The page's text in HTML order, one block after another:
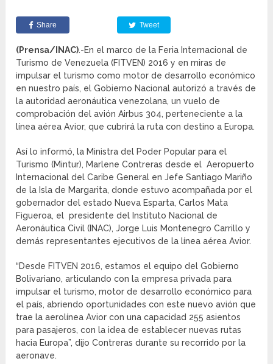
Share Tweet
(Prensa/INAC).-En el marco de la Feria Internacional de
Turismo de Venezuela (FITVEN) 2016 y en miras de
impulsar el turismo como motor de desarrollo económico
en nuestro país, el Gobierno Nacional autorizó a través de
la autoridad aeronáutica venezolana, un vuelo de
comprobación del avión Airbus 304, perteneciente a la
línea aérea Avior, que cubrirá la ruta con destino a Europa.
Así lo informó, la Ministra del Poder Popular para el
Turismo (Mintur), Marlene Contreras desde el Aeropuerto
Internacional del Caribe General en Jefe Santiago Mariño
de la Isla de Margarita, donde estuvo acompañada por el
gobernador del estado Nueva Esparta, Carlos Mata
Figueroa, el presidente del Instituto Nacional de
Aeronáutica Civil (INAC), Jorge Luis Montenegro Carrillo y
demás representantes ejecutivos de la línea aérea Avior.
“Desde FITVEN 2016, estamos el equipo del Gobierno
Bolivariano, articulando con la empresa privada para
impulsar el turismo, motor de desarrollo económico para
el país, abriendo oportunidades con este nuevo avión que
trae la aerolínea Avior con una capacidad 255 asientos
para pasajeros, con la idea de establecer nuevas rutas
hacia Europa”, dijo Contreras durante su recorrido por la
aeronave.